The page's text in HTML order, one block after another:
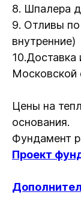
8. Шпалера
9. Отливы
внутренние)
Московской
Цены на
основания.
Фундамент
Проект